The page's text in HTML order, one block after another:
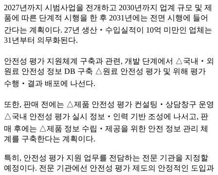
2027년까지 시범사업을 전개하고 2030년까지 업계 규모 및 제
품에 따른 단계적 시행을 한 후 2031년에는 전면 시행에 들어
간다는 계획이다. 27년 생산‧수입실적이 10억 미만인 업체는
31년부터 의무화된다.
안전성 평가 지원체계 구축과 관련, 개발 단계에서 △국내‧외
원료 안전성 정보 DB 구축 △원료 안전성 평가 및 위해 평가
수행‧결과 배포에 나선다.
또한, 판매 전에는 △제품 안전성 평가 컨설팅‧상담창구 운영
△국내 안전성 평가 실시 정보‧인력 기반 조성에 나서고, 판
매 후에는 △제품 정보 수립‧제공을 위한 안전 정보 관리 체
계를 구축한다는 계획이다.
특히, 안전성 평가 지원 업무를 전담하는 전문 기관을 지정할
예정이다. 전문 기관에선 안전성 평가 제도의 안정적인 도입과